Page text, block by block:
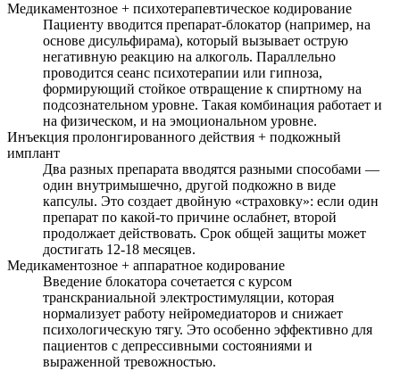
Медикаментозное + психотерапевтическое кодирование
Пациенту вводится препарат-блокатор (например, на
основе дисульфирама), который вызывает острую
негативную реакцию на алкоголь. Параллельно
проводится сеанс психотерапии или гипноза,
формирующий стойкое отвращение к спиртному на
подсознательном уровне. Такая комбинация работает и
на физическом, и на эмоциональном уровне.
Инъекция пролонгированного действия + подкожный
имплант
Два разных препарата вводятся разными способами —
один внутримышечно, другой подкожно в виде
капсулы. Это создает двойную «страховку»: если один
препарат по какой-то причине ослабнет, второй
продолжает действовать. Срок общей защиты может
достигать 12-18 месяцев.
Медикаментозное + аппаратное кодирование
Введение блокатора сочетается с курсом
транскраниальной электростимуляции, которая
нормализует работу нейромедиаторов и снижает
психологическую тягу. Это особенно эффективно для
пациентов с депрессивными состояниями и
выраженной тревожностью.